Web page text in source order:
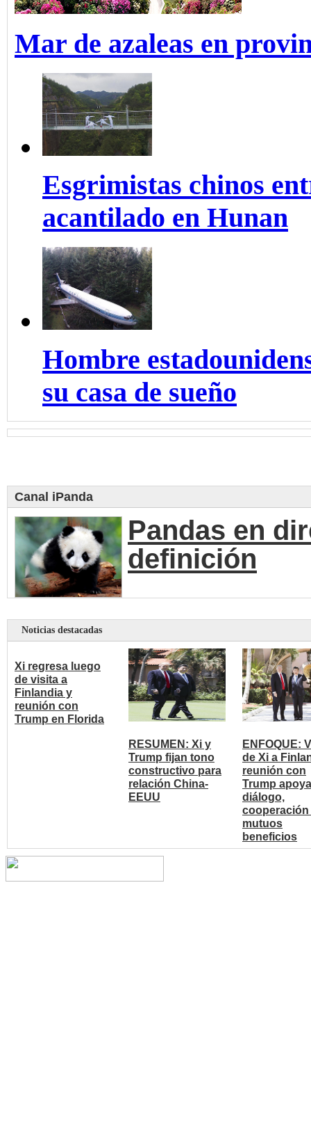
Mar de azaleas en
Esgrimistas chinos
acantilado en Hunan
Hombre
su casa de sueño
Canal iPanda
Pandas en
definición
Noticias destacadas
Xi regresa luego
de visita a
Finlandia y
reunión con
Trump en Florida
RESUMEN: Xi y
Trump fijan tono
constructivo para
relación China-
EEUU
ENFOQUE:
de Xi a
reunión con
Trump
diálogo,
cooperación
mutuos
beneficios